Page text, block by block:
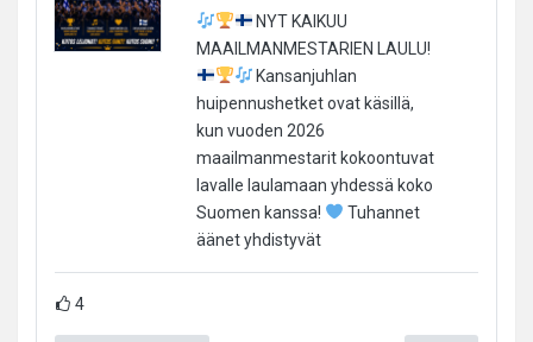
NYT KAIKUU
MAAILMANMESTARIEN LAULU!
Kansanjuhlan
huipennushetket ovat käsillä,
kun vuoden 2026
maailmanmestarit kokoontuvat
lavalle laulamaan yhdessä koko
Suomen kanssa!
Tuhannet
äänet yhdistyvät
4